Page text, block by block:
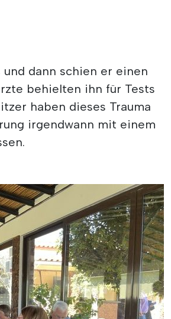
dann schien er einen
behielten ihn für Tests
haben dieses Trauma
irgendwann mit einem